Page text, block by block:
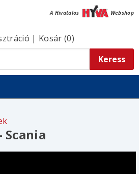
A Hivatalos Webshop
| Kosár (0)
Scania